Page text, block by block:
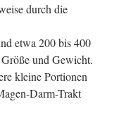
durch die
etwa 200 bis 400
und Gewicht.
kleine Portionen
Darm-Trakt